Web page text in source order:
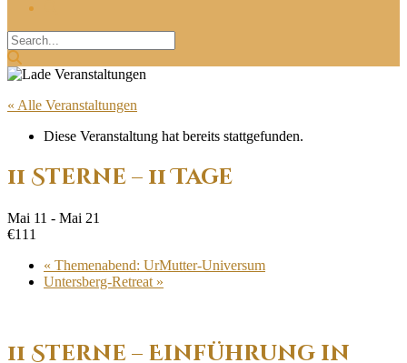
« Alle Veranstaltungen
Diese Veranstaltung hat bereits stattgefunden.
11 Sterne – 11 Tage
Mai 11 - Mai 21
€111
« Themenabend: UrMutter-Universum
Untersberg-Retreat »
11 Sterne – Einführung in